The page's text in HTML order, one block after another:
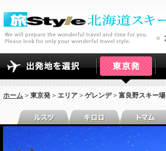
ホーム > 東京発 > エリア > ゲレンデ > 富良野スキー場